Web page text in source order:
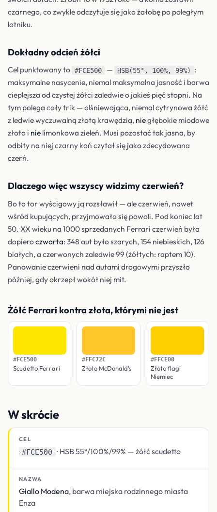
czarnego, co zwykle odczytuje się jako żałobę po poległym
lotniku.
Dokładny odcień żółci
Cel punktowany to #FCE500 — HSB(55°, 100%, 99%)
:
maksymalne nasycenie, niemal maksymalna jasność i barwa
cieplejsza od czystej żółci zaledwie o jakieś pięć stopni. Na
tym polega cały trik — olśniewająca, niemal cytrynowa żółć
z ledwie wyczuwalną złotą krawędzią, niegłębokie miodowe
złoto i nie limonkowa zieleń. Musi pozostać tak jasna, by
odbity na niej czarny koń czytał się jako zdecydowana
czerń.
Dlaczego więc wszyscy widzimy czerwień?
Bo to tor wyścigowy ją rozsławił — ale czerwień, nawet
wśród kupujących, przyjmowała się powoli. Pod koniec lat
50. XX wieku na 1000 sprzedanych Ferrari czerwień była
dopieroczwarta: 348 aut było szarych, 154 niebieskich, 126
białych, a czerwonych zaledwie 99 (żółtych: raptem 10).
Panowanie czerwieni nad autami drogowymi przyszło
później, gdy okrzepł wokół niej mit.
Żółć Ferrari kontra złota, którymi nie jest
#FCE500
Scudetto Ferrari
#FFC72C
Złoto McDonald's
#FFCE00
Złoto flagi
Niemiec
W skrócie
CEL
#FCE500 · HSB 55°/100%/99% — żółć scudetto
NAZWA
Giallo Modena, barwa miejska rodzinnego miasta
Enza